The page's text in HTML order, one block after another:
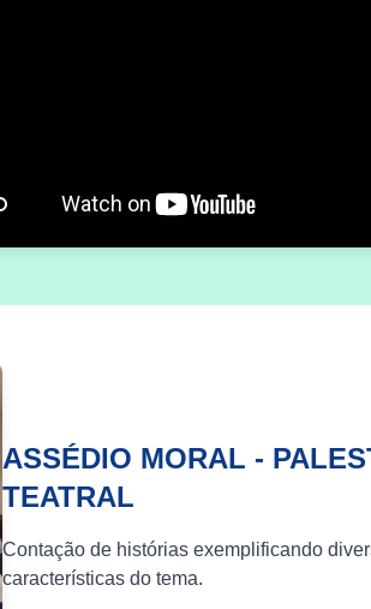
ASSÉDIO MORAL -
TEATRAL
Contação de histórias exemplificando
características do tema.